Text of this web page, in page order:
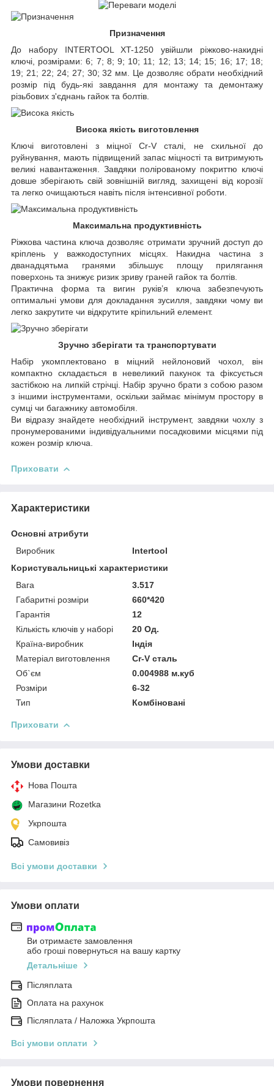
Призначення
До набору INTERTOOL XT-1250 увійшли ріжково-накидні
ключі, розмірами: 6; 7; 8; 9; 10; 11; 12; 13; 14; 15; 16; 17; 18;
19; 21; 22; 24; 27; 30; 32 мм. Це дозволяє обрати необхідний
розмір під будь-які завдання для монтажу та демонтажу
різьбових з'єднань гайок та болтів.
Висока якість виготовлення
Ключі виготовлені з міцної Cr-V сталі, не схильної до
руйнування, мають підвищений запас міцності та витримують
великі навантаження. Завдяки полірованому покриттю ключі
довше зберігають свій зовнішній вигляд, захищені від корозії
та легко очищаються навіть після інтенсивної роботи.
Максимальна продуктивність
Ріжкова частина ключа дозволяє отримати зручний доступ до
кріплень у важкодоступних місцях. Накидна частина з
дванадцятьма гранями збільшує площу прилягання
поверхонь та знижує ризик зриву граней гайок та болтів.
Практична форма та вигин руків’я ключа забезпечують
оптимальні умови для докладання зусилля, завдяки чому ви
легко закрутите чи відкрутите кріпильний елемент.
Зручно зберігати та транспортувати
Набір укомплектовано в міцний нейлоновий чохол, він
компактно складається в невеликий пакунок та фіксується
застібкою на липкій стрічці. Набір зручно брати з собою разом
з іншими інструментами, оскільки займає мінімум простору в
сумці чи багажнику автомобіля.
Ви відразу знайдете необхідний інструмент, завдяки чохлу з
пронумерованими індивідуальними посадковими місцями під
кожен розмір ключа.
Приховати
Характеристики
Основні атрибути
Виробник
Intertool
Користувальницькі характеристики
Вага
3.517
Габаритні розміри
660*420
Гарантія
12
Кількість ключів у наборі
20 Од.
Країна-виробник
Індія
Матеріал виготовлення
Cr-V сталь
Об`єм
0.004988 м.куб
Розміри
6-32
Тип
Комбіновані
Приховати
Умови доставки
Нова Пошта
Магазини Rozetka
Укрпошта
Самовивіз
Всі умови доставки
Умови оплати
Ви отримаєте замовлення
або гроші повернуться на вашу картку
Детальніше
Післяплата
Оплата на рахунок
Післяплата / Наложка Укрпошта
Всі умови оплати
Умови повернення